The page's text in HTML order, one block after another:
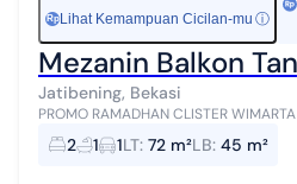
Rp Lihat Kemampuan Cicilan-mu ⓘ
Mezanin Balkon
Jatibening, Bekasi
PROMO RAMADHAN CLISTER WIMARTA ✅ UNIT READY 1 LANTAI SISA 2
UNIT SAJA !!! Sudah terhuni 200 unit ADA
MODAL 500RB sudah...
2 1 1LT: 72 m²LB: 45 m²